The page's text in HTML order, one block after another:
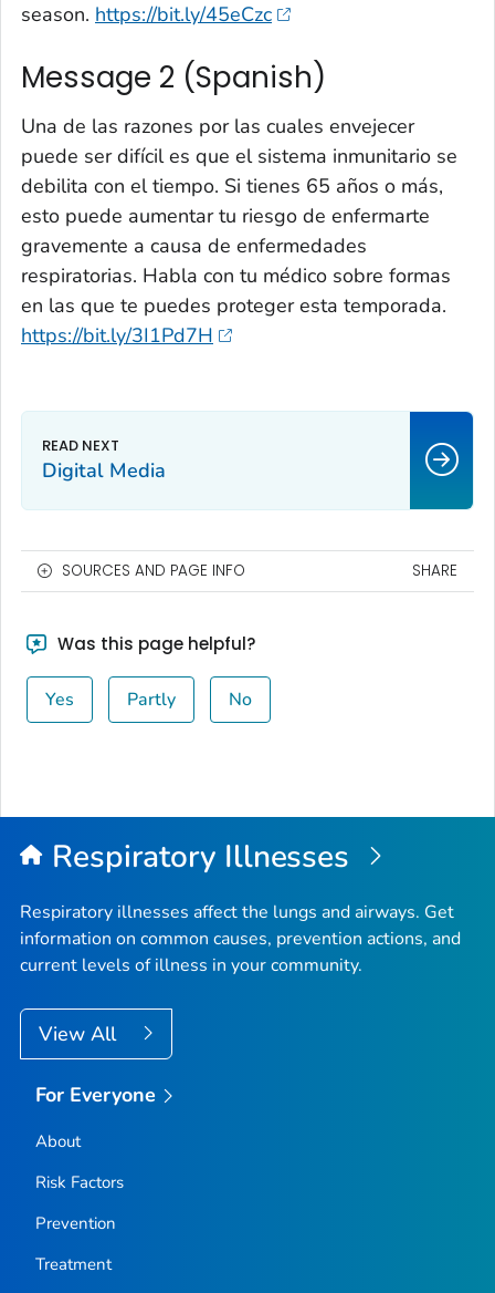
season. https://bit.ly/45eCzc
Message 2 (Spanish)
Una de las razones por las cuales envejecer
puede ser difícil es que el sistema inmunitario se
debilita con el tiempo. Si tienes 65 años o más,
esto puede aumentar tu riesgo de enfermarte
gravemente a causa de enfermedades
respiratorias. Habla con tu médico sobre formas
en las que te puedes proteger esta temporada.
https://bit.ly/3I1Pd7H
Digital Media
SOURCES AND PAGE INFO SHARE
Was this page helpful?
Yes Partly No
Respiratory Illnesses
Respiratory illnesses affect the lungs and airways. Get
information on common causes, prevention actions, and
current levels of illness in your community.
View All
For Everyone
About
Risk Factors
Prevention
Treatment